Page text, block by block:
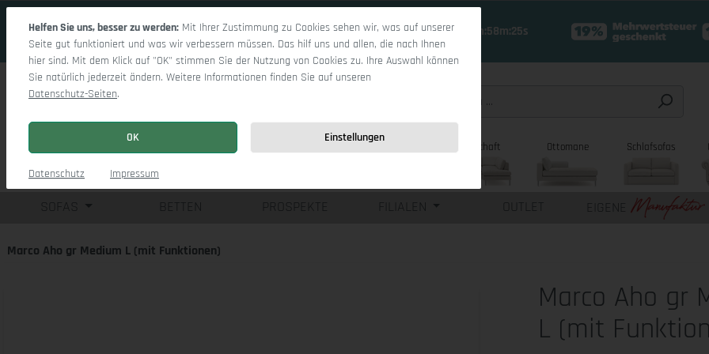
18 Tage 2h:58m:24s
Wohnlandschaft Ottomane Schlafsofas
BETTEN PROSPEKTE FILIALEN OUTLET EIGENE
Marco Aho gr Medium L (mit Funktionen)
Marco Aho gr
L (mit
Helfen Sie uns, besser zu werden: Mit Ihrer Zustimmung zu Cookies sehen wir, was auf unserer
Seite gut funktioniert und was wir verbessern müssen. Das hilf uns und allen, die nach Ihnen
hier sind. Mit dem Klick auf "OK" stimmen Sie der Nutzung von Cookies zu. Ihre Auswahl können
Sie natürlich jederzeit ändern. Weitere Informationen finden Sie auf unseren
Datenschutz-Seiten.
OK Einstellungen
Datenschutz Impressum